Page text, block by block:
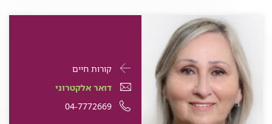
תפריט
פרטי
התקשרות
עבור
חיה
קורות חייםעבור
חיה
ספורטס
דואר
אלקטרוני
דואר אלקטרוניעבור
מספר
04-7772669עבור